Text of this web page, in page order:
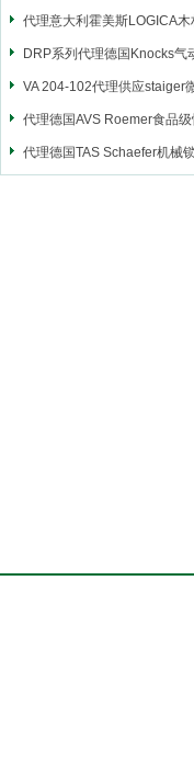
代理意大利霍美斯LOGICA木
仪
DRP系列代理德国Knocks气
阀
VA 204-102代理供应staiger
阀
代理德国AVS Roemer食品
代理德国TAS Schaefer机械